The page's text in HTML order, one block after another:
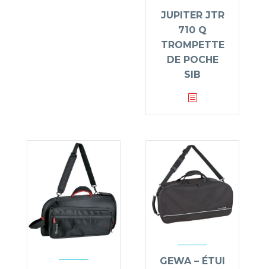
JUPITER JTR
710 Q
TROMPETTE
DE POCHE
SIB
GEWA – ÉTUI